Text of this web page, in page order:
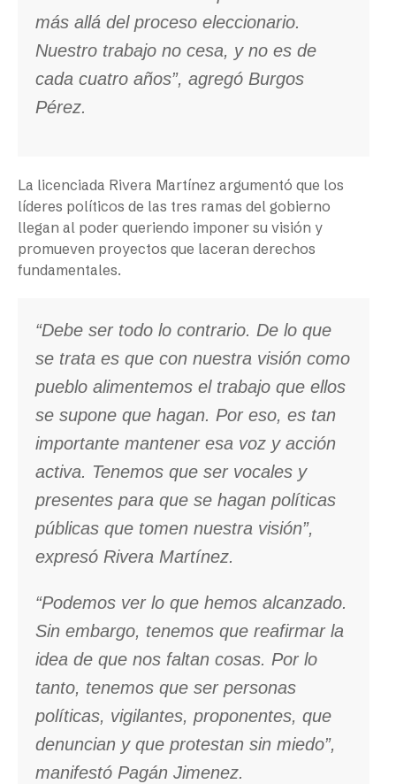
más allá del proceso eleccionario.
Nuestro trabajo no cesa, y no es de
cada cuatro años”, agregó Burgos
Pérez.
La licenciada Rivera Martínez argumentó que los
líderes políticos de las tres ramas del gobierno
llegan al poder queriendo imponer su visión y
promueven proyectos que laceran derechos
fundamentales.
“Debe ser todo lo contrario. De lo que
se trata es que con nuestra visión como
pueblo alimentemos el trabajo que ellos
se supone que hagan. Por eso, es tan
importante mantener esa voz y acción
activa. Tenemos que ser vocales y
presentes para que se hagan políticas
públicas que tomen nuestra visión”,
expresó Rivera Martínez.
“Podemos ver lo que hemos alcanzado.
Sin embargo, tenemos que reafirmar la
idea de que nos faltan cosas. Por lo
tanto, tenemos que ser personas
políticas, vigilantes, proponentes, que
denuncian y que protestan sin miedo”,
manifestó Pagán Jimenez.